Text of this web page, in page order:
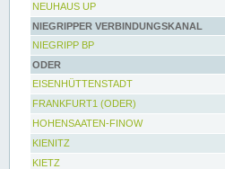
NEUHAUS UP
NIEGRIPPER VERBINDUNGSKANAL
NIEGRIPP BP
ODER
EISENHÜTTENSTADT
FRANKFURT1 (ODER)
HOHENSAATEN-FINOW
KIENITZ
KIETZ